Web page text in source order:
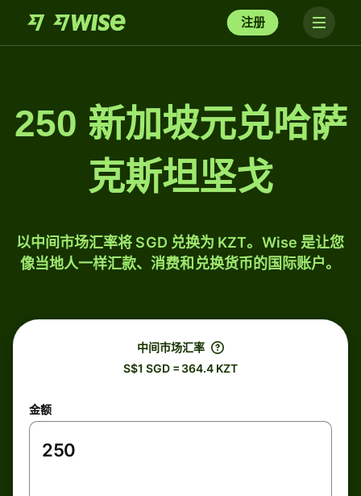
注册
250 新加坡元兑哈萨
克斯坦坚戈
以中间市场汇率将 SGD 兑换为 KZT。Wise 是让您
像当地人一样汇款、消费和兑换货币的国际账户。
中间市场汇率
S$1 SGD = 364.4 KZT
金额